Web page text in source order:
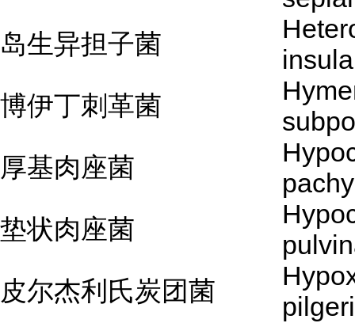
岛生异担子菌
博伊丁刺革菌
厚基肉座菌
垫状肉座菌
皮尔杰利氏炭团菌